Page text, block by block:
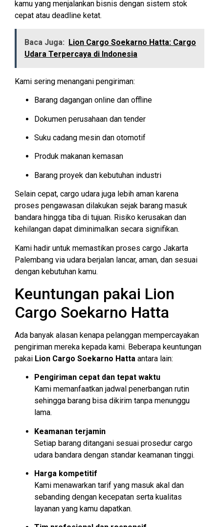
kamu yang menjalankan bisnis dengan sistem stok
cepat atau deadline ketat.
Baca Juga: Lion Cargo Soekarno Hatta: Cargo
Udara Terpercaya di Indonesia
Kami sering menangani pengiriman:
Barang dagangan online dan offline
Dokumen perusahaan dan tender
Suku cadang mesin dan otomotif
Produk makanan kemasan
Barang proyek dan kebutuhan industri
Selain cepat, cargo udara juga lebih aman karena
proses pengawasan dilakukan sejak barang masuk
bandara hingga tiba di tujuan. Risiko kerusakan dan
kehilangan dapat diminimalkan secara signifikan.
Kami hadir untuk memastikan proses cargo Jakarta
Palembang via udara berjalan lancar, aman, dan sesuai
dengan kebutuhan kamu.
Keuntungan pakai Lion
Cargo Soekarno Hatta
Ada banyak alasan kenapa pelanggan mempercayakan
pengiriman mereka kepada kami. Beberapa keuntungan
pakai Lion Cargo Soekarno Hatta antara lain:
Pengiriman cepat dan tepat waktu
Kami memanfaatkan jadwal penerbangan rutin
sehingga barang bisa dikirim tanpa menunggu
lama.
Keamanan terjamin
Setiap barang ditangani sesuai prosedur cargo
udara bandara dengan standar keamanan tinggi.
Harga kompetitif
Kami menawarkan tarif yang masuk akal dan
sebanding dengan kecepatan serta kualitas
layanan yang kamu dapatkan.